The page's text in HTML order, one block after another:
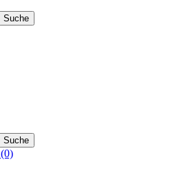
(0)